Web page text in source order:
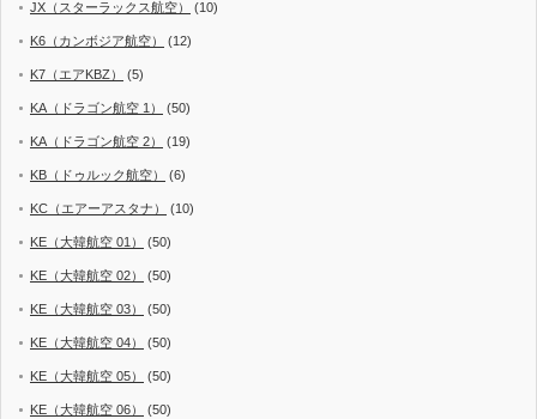
JX（スターラックス航空） (10)
K6（カンボジア航空） (12)
K7（エアKBZ） (5)
KA（ドラゴン航空 1） (50)
KA（ドラゴン航空 2） (19)
KB（ドゥルック航空） (6)
KC（エアーアスタナ） (10)
KE（大韓航空 01） (50)
KE（大韓航空 02） (50)
KE（大韓航空 03） (50)
KE（大韓航空 04） (50)
KE（大韓航空 05） (50)
KE（大韓航空 06） (50)